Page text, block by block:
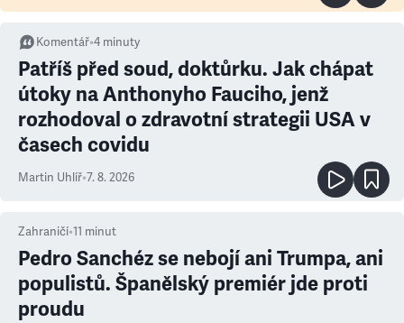
Komentář•4 minuty
Patříš před soud, doktůrku. Jak chápat
útoky na Anthonyho Fauciho, jenž
rozhodoval o zdravotní strategii USA v
časech covidu
Martin Uhlíř•7. 8. 2026
Zahraničí•11 minut
Pedro Sanchéz se nebojí ani Trumpa, ani
populistů. Španělský premiér jde proti
proudu